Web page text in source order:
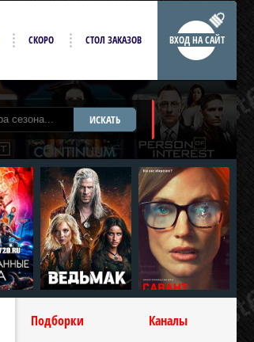
ВХОД НА САЙТ
СКОРО СТОЛ ЗАКАЗОВ
ИСКАТЬ
Подборки Каналы